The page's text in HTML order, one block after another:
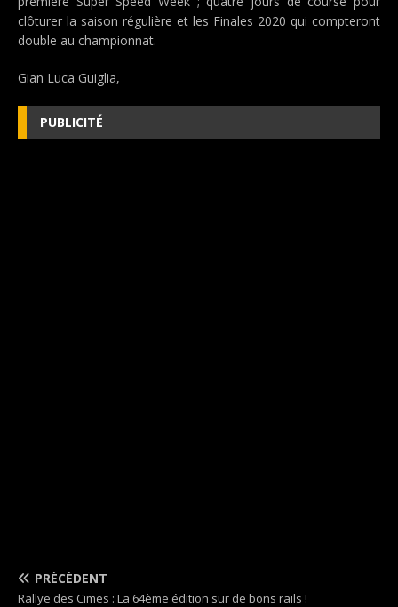
clôturer la saison régulière et les Finales 2020 qui compteront
double au championnat.
Gian Luca Guiglia,
PUBLICITÉ
PRÉCÉDENT
Rallye des Cimes : La 64ème édition sur de bons rails !